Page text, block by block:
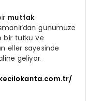
mutfak
günümüze
bir tutku ve
eller sayesinde
geliyor.